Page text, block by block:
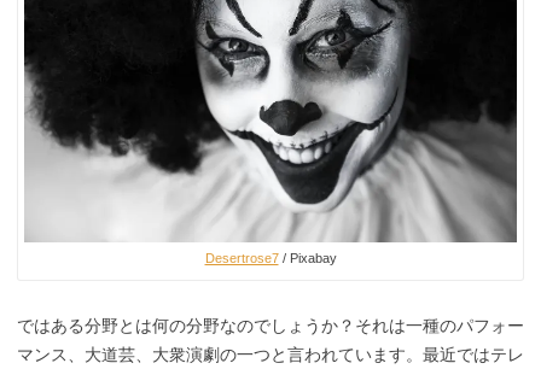
Desertrose7/ Pixabay
ではある分野とは何の分野なのでしょうか？それは一種のパフォー
マンス、大道芸、大衆演劇の一つと言われています。最近ではテレ